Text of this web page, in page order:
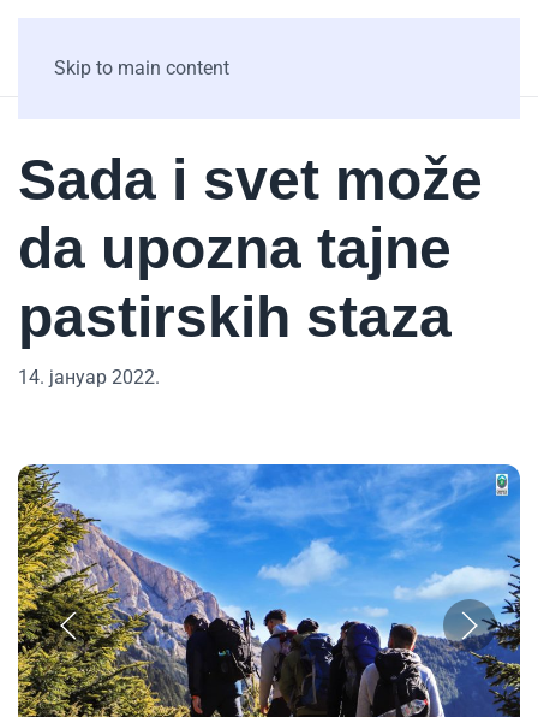
Skip to main content
Sada i svet može
da upozna tajne
pastirskih staza
14. јануар 2022.